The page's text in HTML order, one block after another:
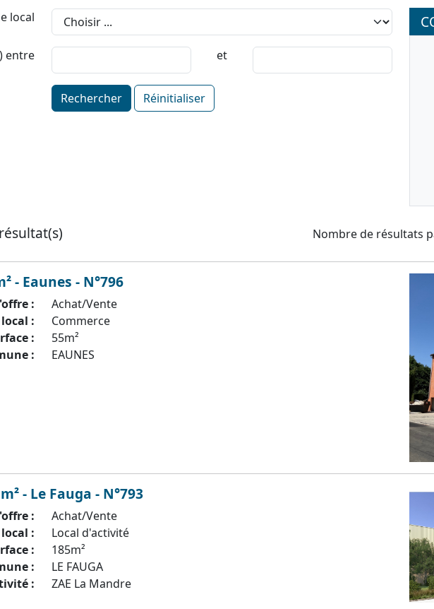
local
entre et
Rechercher Réinitialiser
Nombre de résultats
- Eaunes - N°796
:
Achat/Vente
:
Commerce
:
55m²
:
EAUNES
- Le Fauga - N°793
:
Achat/Vente
:
Local d'activité
:
185m²
:
LE FAUGA
:
ZAE La Mandre